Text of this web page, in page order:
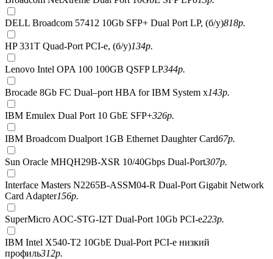
DELL Broadcom 57412 10Gb SFP+ Dual Port LP, (б/у)818р.
HP 331T Quad-Port PCI-e, (б/у)134р.
Lenovo Intel OPA 100 100GB QSFP LP344р.
Brocade 8Gb FC Dual–port HBA for IBM System x143р.
IBM Emulex Dual Port 10 GbE SFP+326р.
IBM Broadcom Dualport 1GB Ethernet Daughter Card67р.
Sun Oracle MHQH29B-XSR 10/40Gbps Dual-Port307р.
Interface Masters N2265B-ASSM04-R Dual-Port Gigabit Network
Card Adapter156р.
SuperMicro AOC-STG-I2T Dual-Port 10Gb PCI-e223р.
IBM Intel X540-T2 10GbE Dual-Port PCI-e низкий
профиль312р.